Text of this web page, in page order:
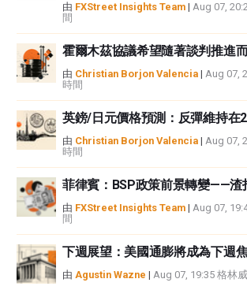
由 FXStreet Insights Team | Aug 07,
間
霍爾木茲協議希望隨著談判推進
由 Christian Borjon Valencia | Aug 07,
時間
英鎊/日元價格預測：反彈維持在
由 Christian Borjon Valencia | Aug 07,
時間
菲律賓：BSP政策前景轉變——渣
由 FXStreet Insights Team | Aug 07,
間
下週展望：美國通膨將成為下週
由 Agustin Wazne | Aug 07, 19:35 格林